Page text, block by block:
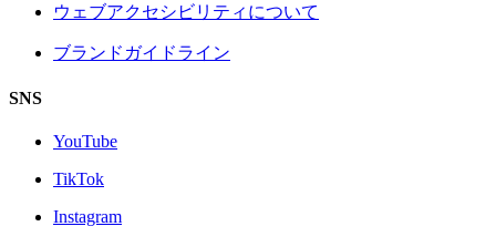
ウェブアクセシビリティについて
ブランドガイドライン
SNS
YouTube
TikTok
Instagram